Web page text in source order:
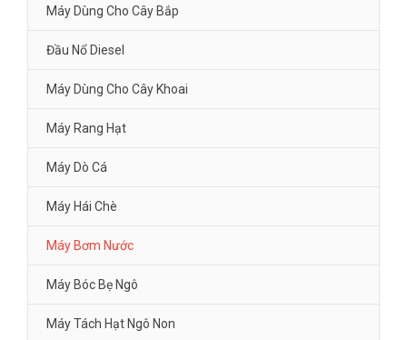
Máy Dùng Cho Cây Bắp
Đầu Nổ Diesel
Máy Dùng Cho Cây Khoai
Máy Rang Hạt
Máy Dò Cá
Máy Hái Chè
Máy Bơm Nước
Máy Bóc Bẹ Ngô
Máy Tách Hạt Ngô Non